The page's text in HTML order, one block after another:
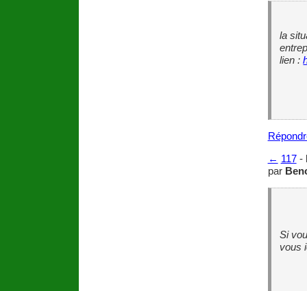
la
lien :
← 117-
par
Si
vous